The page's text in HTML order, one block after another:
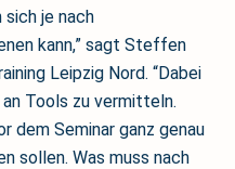
sich je nach
kann,” sagt Steffen
Leipzig Nord. “Dabei
Tools zu vermitteln.
dem Seminar ganz genau
sollen. Was muss nach